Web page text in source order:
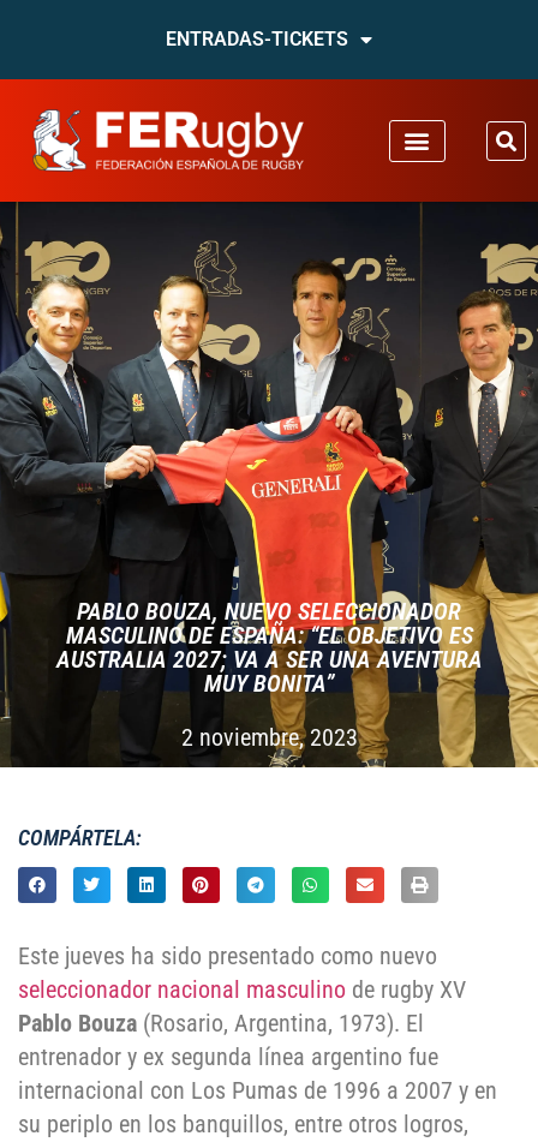
ENTRADAS-TICKETS
PABLO BOUZA, NUEVO SELECCIONADOR
MASCULINO DE ESPAÑA: “EL OBJETIVO ES
AUSTRALIA 2027; VA A SER UNA AVENTURA
MUY BONITA”
2 noviembre, 2023
COMPÁRTELA:
Este jueves ha sido presentado como nuevo
seleccionador nacional masculino de rugby XV
Pablo Bouza (Rosario, Argentina, 1973). El
entrenador y ex segunda línea argentino fue
internacional con Los Pumas de 1996 a 2007 y en
su periplo en los banquillos, entre otros logros,